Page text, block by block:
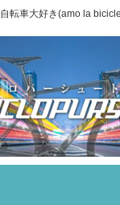
自転車大好き(amo la